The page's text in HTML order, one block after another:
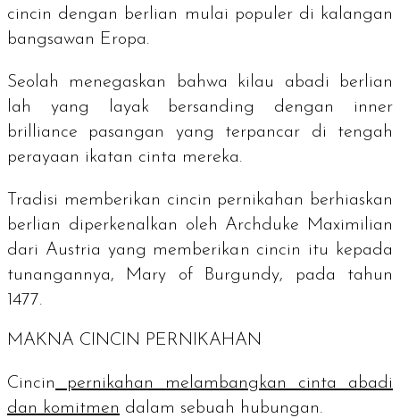
cincin dengan berlian mulai populer di kalangan
bangsawan Eropa.
Seolah menegaskan bahwa kilau abadi berlian
lah yang layak bersanding dengan inner
brilliance pasangan yang terpancar di tengah
perayaan ikatan cinta mereka.
Tradisi memberikan cincin pernikahan berhiaskan
berlian diperkenalkan oleh Archduke Maximilian
dari Austria yang memberikan cincin itu kepada
tunangannya, Mary of Burgundy, pada tahun
1477.
MAKNA CINCIN PERNIKAHAN
Cincin
pernikahan melambangkan cinta abadi
dan komitmen dalam sebuah hubungan.